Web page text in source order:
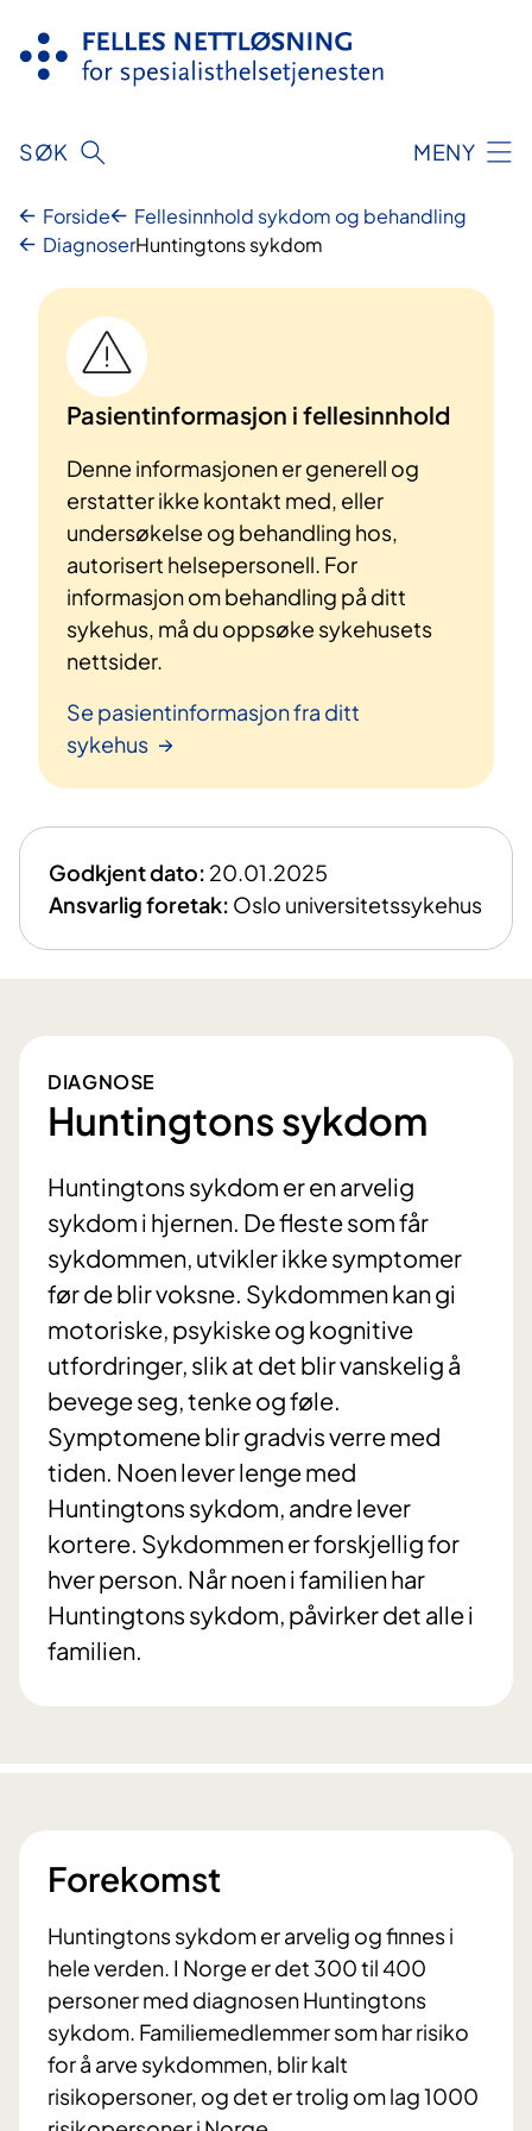
innhold
SØK MENY
Forside
Fellesinnhold sykdom og behandling
DiagnoserHuntingtons sykdom
Pasientinformasjon i fellesinnhold
Denne informasjonen er generell og
erstatter ikke kontakt med, eller
undersøkelse og behandling hos,
autorisert helsepersonell. For
informasjon om behandling på ditt
sykehus, må du oppsøke sykehusets
nettsider.
Se pasientinformasjon fra ditt
sykehus
Godkjent dato: 20.01.2025
Ansvarlig foretak: Oslo universitetssykehus
DIAGNOSE
Huntingtons sykdom
Huntingtons sykdom er en arvelig
sykdom i hjernen. De fleste som får
sykdommen, utvikler ikke symptomer
før de blir voksne. Sykdommen kan gi
motoriske, psykiske og kognitive
utfordringer, slik at det blir vanskelig å
bevege seg, tenke og føle.
Symptomene blir gradvis verre med
tiden. Noen lever lenge med
Huntingtons sykdom, andre lever
kortere. Sykdommen er forskjellig for
hver person. Når noen i familien har
Huntingtons sykdom, påvirker det alle i
familien.
Forekomst
Huntingtons sykdom er arvelig og finnes i
hele verden. I Norge er det 300 til 400
personer med diagnosen Huntingtons
sykdom. Familiemedlemmer som har risiko
for å arve sykdommen, blir kalt
risikopersoner, og det er trolig om lag 1000